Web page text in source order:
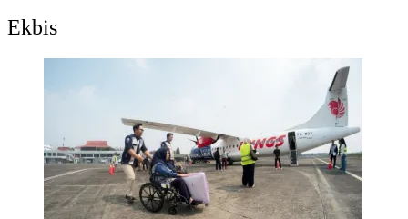
Ekbis